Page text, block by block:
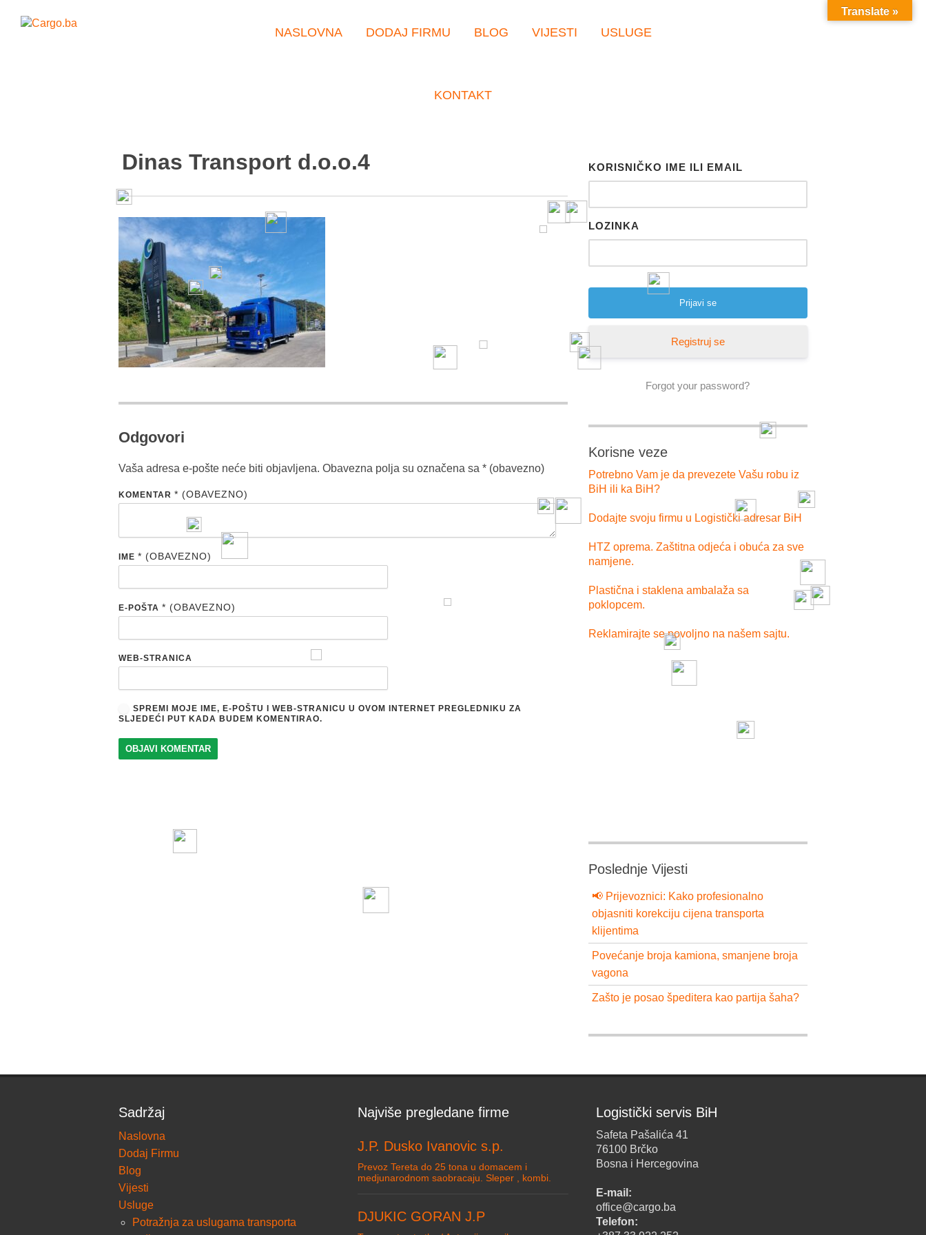
NASLOVNA DODAJ FIRMU BLOG VIJESTI USLUGE
KONTAKT
Dinas Transport d.o.o.4
Odgovori
Vaša adresa e-pošte neće biti objavljena. Obavezna polja su označena sa * (obavezno)
KOMENTAR * (OBAVEZNO)
IME * (OBAVEZNO)
E-POŠTA * (OBAVEZNO)
WEB-STRANICA
SPREMI MOJE IME, E-POŠTU I WEB-STRANICU U OVOM INTERNET PREGLEDNIKU ZA
SLJEDEĆI PUT KADA BUDEM KOMENTIRAO.
KORISNIČKO IME ILI EMAIL
LOZINKA
Registruj se
Forgot your password?
Korisne veze
Potrebno Vam je da prevezete Vašu robu iz
BiH ili ka BiH?
Dodajte svoju firmu u Logistički adresar BiH
HTZ oprema. Zaštitna odjeća i obuća za sve
namjene.
Plastična i staklena ambalaža sa
poklopcem.
Reklamirajte se povoljno na našem sajtu.
Poslednje Vijesti
📢 Prijevoznici: Kako profesionalno
objasniti korekciju cijena transporta
klijentima
Povećanje broja kamiona, smanjene broja
vagona
Zašto je posao špeditera kao partija šaha?
Sadržaj
Naslovna
Dodaj Firmu
Blog
Vijesti
Usluge
Potražnja za uslugama transporta
Najviše pregledane firme
J.P. Dusko Ivanovic s.p.
Prevoz Tereta do 25 tona u domacem i
medjunarodnom saobracaju. Sleper , kombi.
DJUKIC GORAN J.P
Logistički servis BiH
Safeta Pašalića 41
76100 Brčko
Bosna i Hercegovina
E-mail:
office@cargo.ba
Telefon:
Translate »